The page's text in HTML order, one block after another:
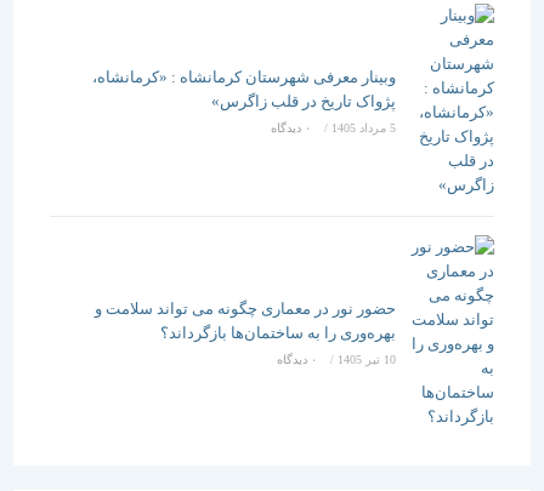
وبینار معرفی شهرستان کرمانشاه : «کرمانشاه،
پژواک تاریخ در قلب زاگرس»
5 مرداد 1405 / ۰ دیدگاه
حضور نور در معماری چگونه می تواند سلامت و
بهره‌وری را به ساختمان‌ها بازگرداند؟
/ ۰ دیدگاه